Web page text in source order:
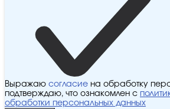
Выражаю согласие на обработку
подтверждаю, что ознакомлен с
обработки персональных данных